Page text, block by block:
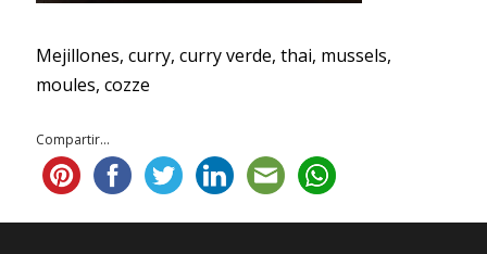
Mejillones, curry, curry verde, thai, mussels,
moules, cozze
Compartir...